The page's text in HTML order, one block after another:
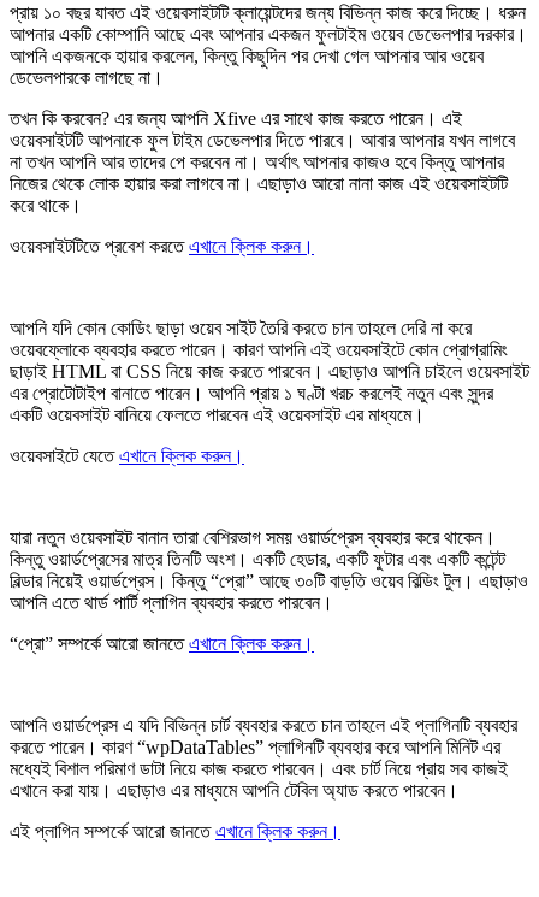
প্রায় ১০ বছর যাবত এই ওয়েবসাইটটি ক্লায়েন্টদের জন্য বিভিন্ন কাজ করে দিচ্ছে। ধরুন
আপনার একটি কোম্পানি আছে এবং আপনার একজন ফুলটাইম ওয়েব ডেভেলপার দরকার।
আপনি একজনকে হায়ার করলেন, কিন্তু কিছুদিন পর দেখা গেল আপনার আর ওয়েব
ডেভেলপারকে লাগছে না।
তখন কি করবেন? এর জন্য আপনি Xfive এর সাথে কাজ করতে পারেন। এই
ওয়েবসাইটটি আপনাকে ফুল টাইম ডেভেলপার দিতে পারবে। আবার আপনার যখন লাগবে
না তখন আপনি আর তাদের পে করবেন না। অর্থাৎ আপনার কাজও হবে কিন্তু আপনার
নিজের থেকে লোক হায়ার করা লাগবে না। এছাড়াও আরো নানা কাজ এই ওয়েবসাইটটি
করে থাকে।
ওয়েবসাইটটিতে প্রবেশ করতেএখানে ক্লিক করুন।
আপনি যদি কোন কোডিং ছাড়া ওয়েব সাইট তৈরি করতে চান তাহলে দেরি না করে
ওয়েবফ্লোকে ব্যবহার করতে পারেন। কারণ আপনি এই ওয়েবসাইটে কোন প্রোগ্রামিং
ছাড়াই HTML বা CSS নিয়ে কাজ করতে পারবেন। এছাড়াও আপনি চাইলে ওয়েবসাইট
এর প্রোটোটাইপ বানাতে পারেন। আপনি প্রায় ১ ঘণ্টা খরচ করলেই নতুন এবং সুন্দর
একটি ওয়েবসাইট বানিয়ে ফেলতে পারবেন এই ওয়েবসাইট এর মাধ্যমে।
ওয়েবসাইটে যেতেএখানে ক্লিক করুন।
যারা নতুন ওয়েবসাইট বানান তারা বেশিরভাগ সময় ওয়ার্ডপ্রেস ব্যবহার করে থাকেন।
কিন্তু ওয়ার্ডপ্রেসের মাত্র তিনটি অংশ। একটি হেডার, একটি ফুটার এবং একটি কন্টেন্ট
বিল্ডার নিয়েই ওয়ার্ডপ্রেস। কিন্তু “প্রো” আছে ৩০টি বাড়তি ওয়েব বিল্ডিং টুল। এছাড়াও
আপনি এতে থার্ড পার্টি প্লাগিন ব্যবহার করতে পারবেন।
“প্রো” সম্পর্কে আরো জানতেএখানে ক্লিক করুন।
আপনি ওয়ার্ডপ্রেস এ যদি বিভিন্ন চার্ট ব্যবহার করতে চান তাহলে এই প্লাগিনটি ব্যবহার
করতে পারেন। কারণ “wpDataTables” প্লাগিনটি ব্যবহার করে আপনি মিনিট এর
মধ্যেই বিশাল পরিমাণ ডাটা নিয়ে কাজ করতে পারবেন। এবং চার্ট নিয়ে প্রায় সব কাজই
এখানে করা যায়। এছাড়াও এর মাধ্যমে আপনি টেবিল অ্যাড করতে পারবেন।
এই প্লাগিন সম্পর্কে আরো জানতেএখানে ক্লিক করুন।